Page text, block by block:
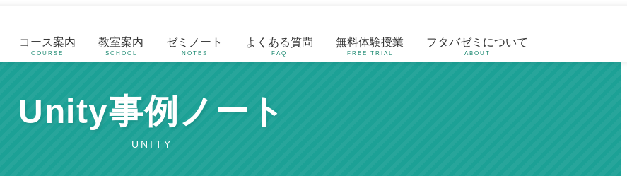
コース案内
COURSE
教室案内
SCHOOL
ゼミノート
NOTES
よくある質問
FAQ
無料体験授業
FREE TRIAL
フタバゼミについて
ABOUT
Unity事例ノート
UNITY